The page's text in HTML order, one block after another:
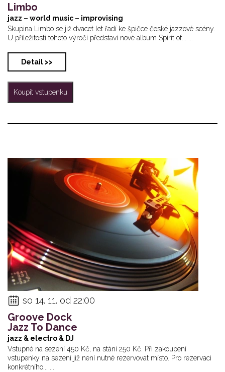
Limbo
jazz – world music – improvising
Skupina Limbo se již dvacet let řadí ke špičce české jazzové scény.
U příležitosti tohoto výročí představí nové album Spirit of... ...
Detail >>
Koupit vstupenku
so 14. 11. od 22:00
Groove Dock
Jazz To Dance
jazz & electro & DJ
Vstupné na sezení 450 Kč, na stání 250 Kč. Při zakoupení
vstupenky na sezení již není nutné rezervovat místo. Pro rezervaci
konkrétního... ...